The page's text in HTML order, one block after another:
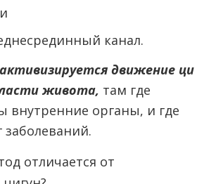
канал.
активизируется движение ци
живота, там где
внутренние органы, и где
заболеваний.
отличается от